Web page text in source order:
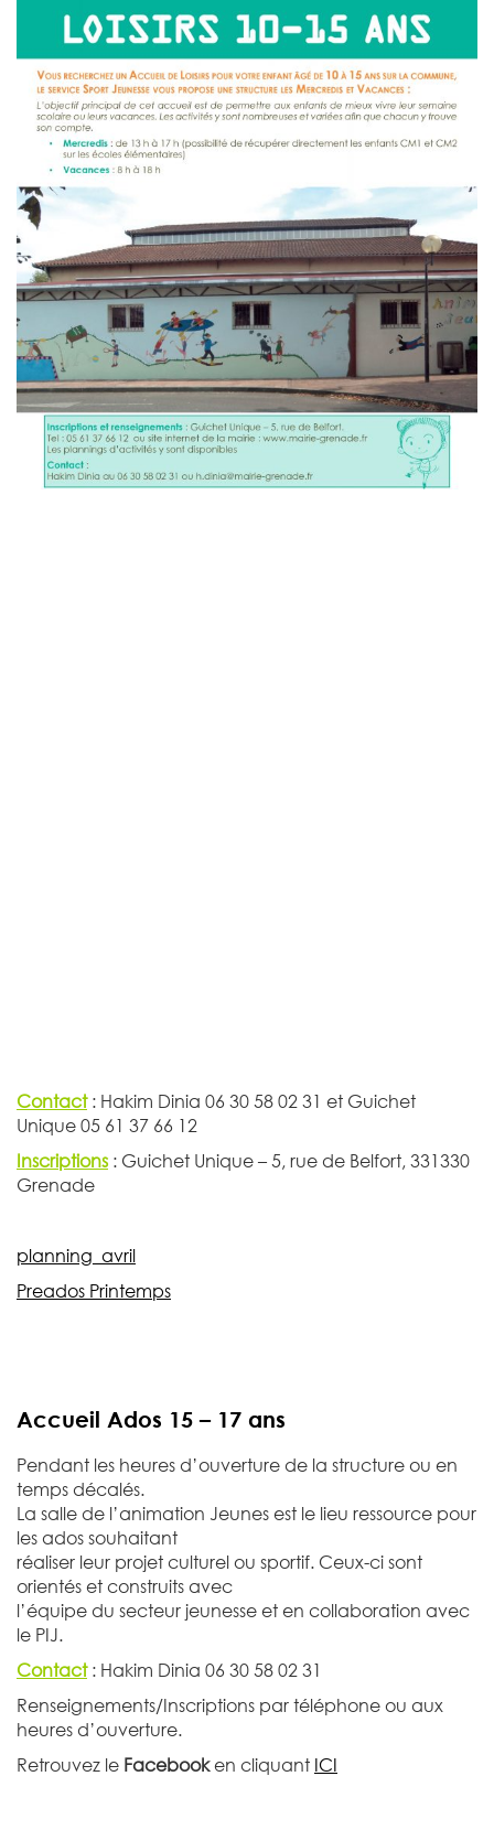
Contact : Hakim Dinia 06 30 58 02 31 et Guichet
Unique 05 61 37 66 12
Inscriptions : Guichet Unique – 5, rue de Belfort, 331330
Grenade
planning_avril
Preados Printemps
Accueil Ados 15 – 17 ans
Pendant les heures d’ouverture de la structure ou en
temps décalés.
La salle de l’animation Jeunes est le lieu ressource pour
les ados souhaitant
réaliser leur projet culturel ou sportif. Ceux-ci sont
orientés et construits avec
l’équipe du secteur jeunesse et en collaboration avec
le PIJ.
Contact : Hakim Dinia 06 30 58 02 31
Renseignements/Inscriptions par téléphone ou aux
heures d’ouverture.
Retrouvez le Facebooken cliquant ICI